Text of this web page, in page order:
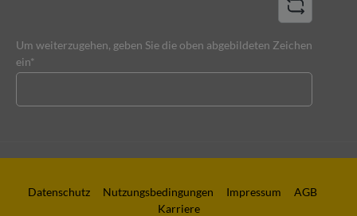
Um weiterzugehen, geben Sie die oben abgebildeten Zeichen
ein*
Datenschutz Nutzungsbedingungen Impressum
AGB
Karriere